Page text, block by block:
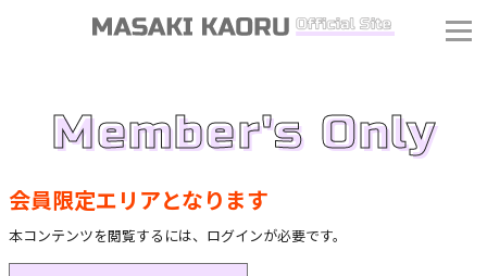
Member's Only
会員限定エリアとなります
本コンテンツを閲覧するには、ログインが必要です。